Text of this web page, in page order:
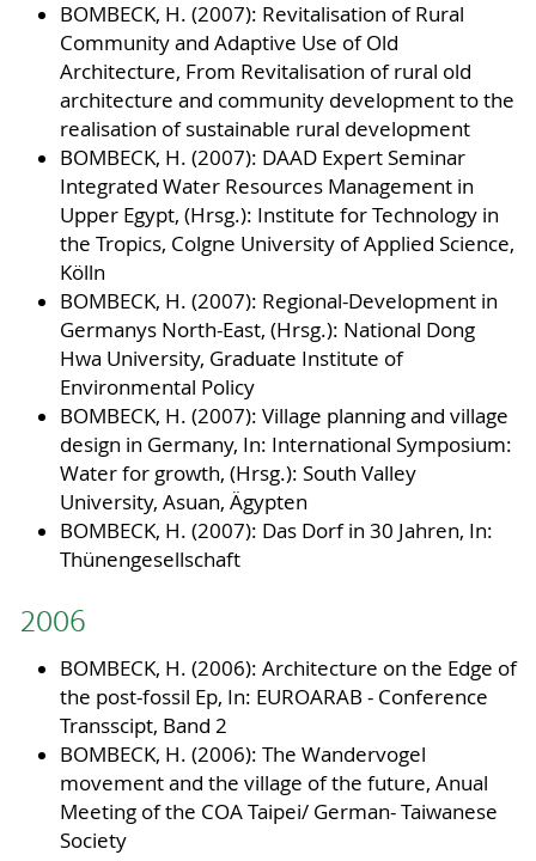
BOMBECK, H. (2007): Revitalisation of Rural
Community and Adaptive Use of Old
Architecture, From Revitalisation of rural old
architecture and community development to the
realisation of sustainable rural development
BOMBECK, H. (2007): DAAD Expert Seminar
Integrated Water Resources Management in
Upper Egypt, (Hrsg.): Institute for Technology in
the Tropics, Colgne University of Applied Science,
Kölln
BOMBECK, H. (2007): Regional-Development in
Germanys North-East, (Hrsg.): National Dong
Hwa University, Graduate Institute of
Environmental Policy
BOMBECK, H. (2007): Village planning and village
design in Germany, In: International Symposium:
Water for growth, (Hrsg.): South Valley
University, Asuan, Ägypten
BOMBECK, H. (2007): Das Dorf in 30 Jahren, In:
Thünengesellschaft
2006
BOMBECK, H. (2006): Architecture on the Edge of
the post-fossil Ep, In: EUROARAB - Conference
Transscipt, Band 2
BOMBECK, H. (2006): The Wandervogel
movement and the village of the future, Anual
Meeting of the COA Taipei/ German- Taiwanese
Society